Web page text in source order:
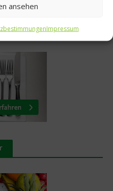
ansehen
Impressum